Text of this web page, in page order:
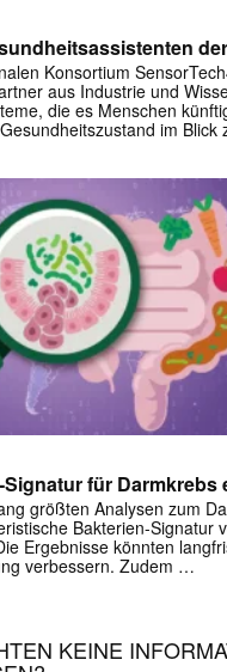
Konsortium
aus Industrie und
die es Menschen
im
für Darmkrebs
größten Analysen zum
Bakterien-Signatur
Ergebnisse könnten
verbessern. Zudem …
KEINE